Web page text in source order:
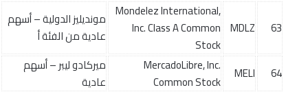
63
MDLZ
Mondelez International,
Inc. Class A Common
Stock
مونديليز الدولية – أسهم
عادية من الفئة أ
64
MELI
MercadoLibre, Inc.
Common Stock
ميركادو ليبر – أسهم
عادية